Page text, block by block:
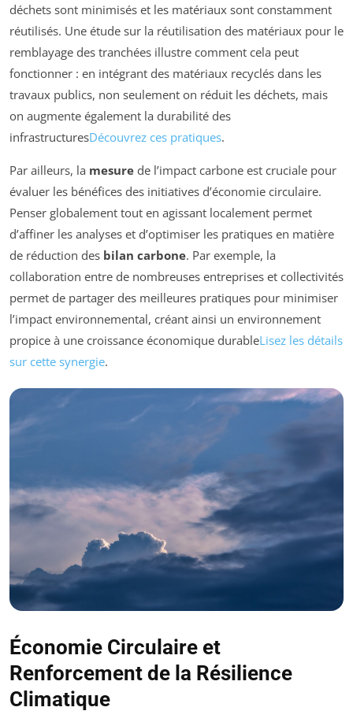
déchets sont minimisés et les matériaux sont constamment
réutilisés. Une étude sur la réutilisation des matériaux pour le
remblayage des tranchées illustre comment cela peut
fonctionner : en intégrant des matériaux recyclés dans les
travaux publics, non seulement on réduit les déchets, mais
on augmente également la durabilité des
infrastructuresDécouvrez ces pratiques.
Par ailleurs, la mesure de l’impact carbone est cruciale pour
évaluer les bénéfices des initiatives d’économie circulaire.
Penser globalement tout en agissant localement permet
d’affiner les analyses et d’optimiser les pratiques en matière
de réduction des bilan carbone. Par exemple, la
collaboration entre de nombreuses entreprises et collectivités
permet de partager des meilleures pratiques pour minimiser
l’impact environnemental, créant ainsi un environnement
propice à une croissance économique durableLisez les détails
sur cette synergie.
Économie Circulaire et
Renforcement de la Résilience
Climatique